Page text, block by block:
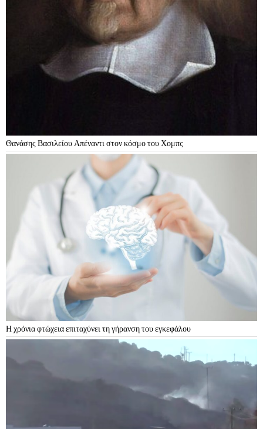
Θανάσης Βασιλείου Απέναντι στον κόσμο του Χομπς
Η χρόνια φτώχεια επιταχύνει τη γήρανση του εγκεφάλου